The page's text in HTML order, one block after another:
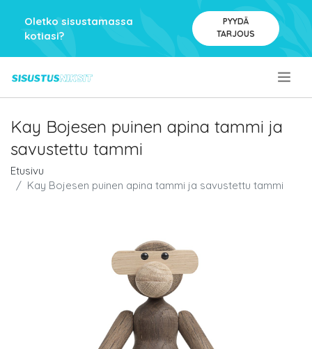
Oletko sisustamassa
kotiasi?
PYYDÄ
TARJOUS
Kay Bojesen puinen apina tammi ja
savustettu tammi
Etusivu
Kay Bojesen puinen apina tammi ja savustettu tammi